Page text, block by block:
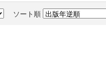
ソート順